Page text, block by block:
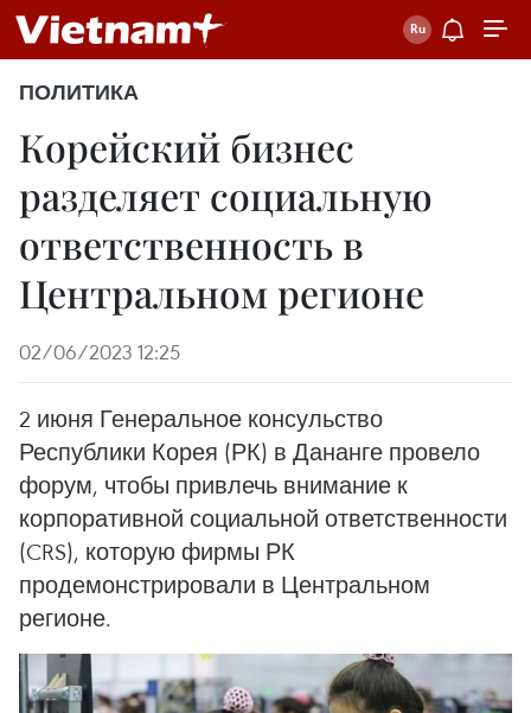
ПОЛИТИКА
Корейский бизнес
разделяет социальную
ответственность в
Центральном регионе
02/06/2023 12:25
2 июня Генеральное консульство
Республики Корея (РК) в Дананге провело
форум, чтобы привлечь внимание к
корпоративной социальной ответственности
(CRS), которую фирмы РК
продемонстрировали в Центральном
регионе.